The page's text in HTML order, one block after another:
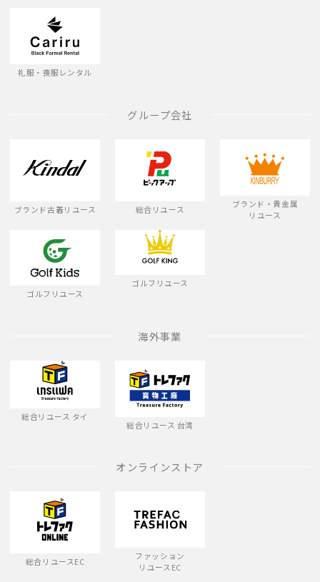
礼服・喪服レンタル
グループ会社
ブランド古着リユース 総合リユース
ブランド・貴金属
リユース
ゴルフリユース
ゴルフリユース
海外事業
総合リユース タイ
総合リユース 台湾
オンラインストア
総合リユースEC
ファッション
リユースEC